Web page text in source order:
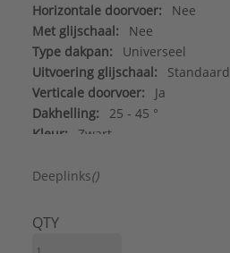
Horizontale doorvoer:
Nee
Met glijschaal:
Nee
Type dakpan:
Universeel
Uitvoering glijschaal:
Standaard
Verticale doorvoer:
Ja
Dakhelling:
25 - 45 °
Kleur:
Zwart
Merk:
Ubbink
Type:
Serie:
Deeplinks()
QTY